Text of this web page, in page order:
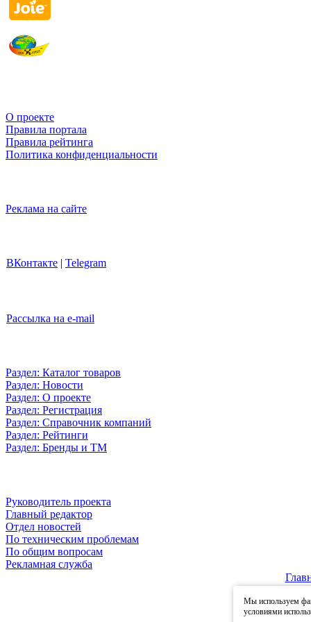
О проекте
Правила портала
Правила рейтинга
Политика конфиденциальности
Реклама на сайте
ВКонтакте | Telegram
Рассылка на e-mail
Раздел: Каталог товаров
Раздел: Новости
Раздел: О проекте
Раздел: Регистрация
Раздел: Справочник компаний
Раздел: Рейтинги
Раздел: Бренды и ТМ
Руководитель проекта
Главный редактор
Отдел новостей
По техническим проблемам
По общим вопросам
Рекламная служба
©
Мы используем
условиями